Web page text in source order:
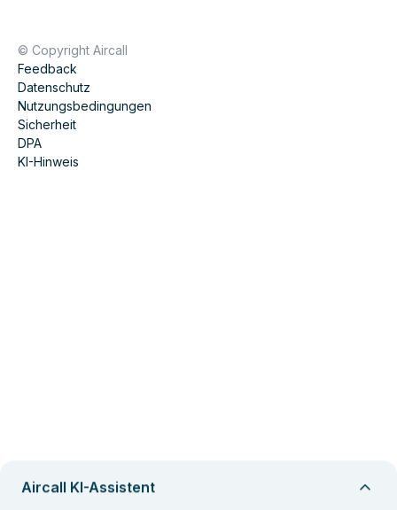
© Copyright Aircall
Feedback
Datenschutz
Nutzungsbedingungen
Sicherheit
DPA
KI-Hinweis
Aircall KI-Assistent